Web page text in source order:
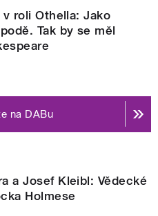
roli Othella: Jako
Tak by se měl
na DABu
a Josef Kleibl: Vědecké
Holmese